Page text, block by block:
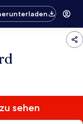
sehen